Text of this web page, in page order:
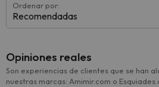
Ordenar por:
Recomendadas
Opiniones reales
Son experiencias de clientes que se han
nuestras marcas: Amimir.com o